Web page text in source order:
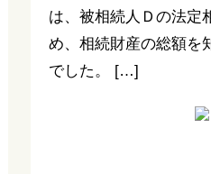
は、被相続人Ｄの法定
め、相続財産の総額を
でした。 […]